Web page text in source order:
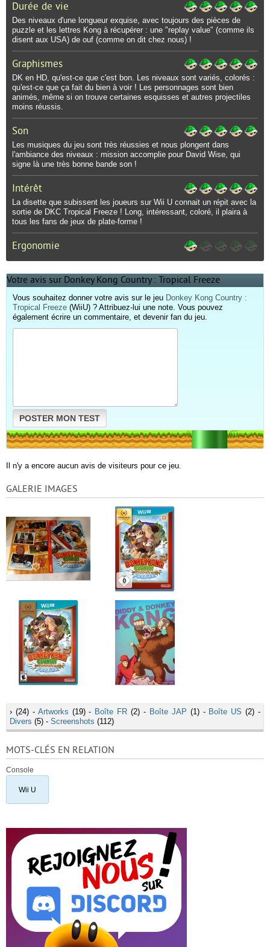
Durée de vie
Des niveaux d'une longueur exquise, avec toujours des pièces de
puzzle et les lettres Kong à récupérer : une "replay value" (comme ils
disent aux USA) de ouf (comme on dit chez nous) !
Graphismes
DK en HD, qu'est-ce que c'est bon. Les niveaux sont variés, colorés :
qu'est-ce que ça fait du bien à voir ! Les personnages sont bien
animés, même si on trouve certaines esquisses et autres projectiles
moins réussis.
Son
Les musiques du jeu sont très réussies et nous plongent dans
l'ambiance des niveaux : mission accomplie pour David Wise, qui
signe là une très bonne bande son !
Intérêt
La disette que subissent les joueurs sur Wii U connait un répit avec la
sortie de DKC Tropical Freeze ! Long, intéressant, coloré, il plaira à
tous les fans de jeux de plate-forme !
Ergonomie
Votre avis sur Donkey Kong Country : Tropical Freeze
Vous souhaitez donner votre avis sur le jeu Donkey Kong Country :
Tropical Freeze (WiiU) ? Attribuez-lui une note. Vous pouvez
également écrire un commentaire, et devenir fan du jeu.
POSTER MON TEST
Il n'y a encore aucun avis de visiteurs pour ce jeu.
GALERIE IMAGES
› (24) - Artworks (19) - Boîte FR (2) - Boîte JAP (1) - Boîte US (2) -
Divers (5) - Screenshots (112)
MOTS-CLÉS EN RELATION
Console
Wii U